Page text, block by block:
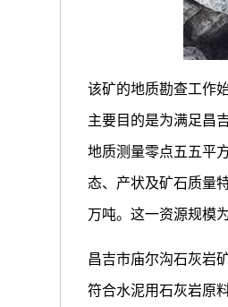
该矿的地质勘查工作
主要目的是为满足昌
地质测量零点五五平
态、产状及矿石质量
万吨。这一资源规模
昌吉市庙尔沟石灰岩
符合水泥用石灰岩原